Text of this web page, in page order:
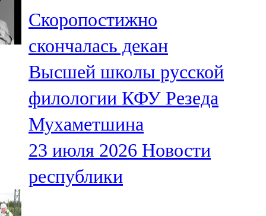
Скоропостижно
скончалась декан
Высшей школы русской
филологии КФУ Резеда
Мухаметшина
23 июля 2026 Новости
республики